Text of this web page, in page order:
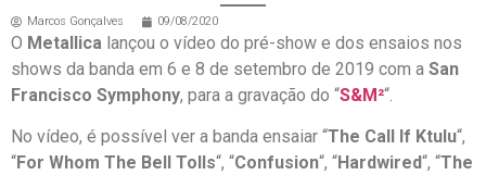
Marcos Gonçalves 09/08/2020
O Metallica lançou o vídeo do pré-show e dos ensaios nos
shows da banda em 6 e 8 de setembro de 2019 com a San
Francisco Symphony, para a gravação do “S&M²“.
No vídeo, é possível ver a banda ensaiar “The Call If Ktulu“,
“For Whom The Bell Tolls“, “Confusion“, “Hardwired“, “The